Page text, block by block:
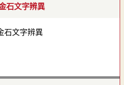
石文字辨異